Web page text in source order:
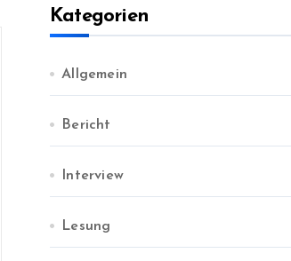
v
Kategorien
Allgemein
Bericht
Interview
Lesung